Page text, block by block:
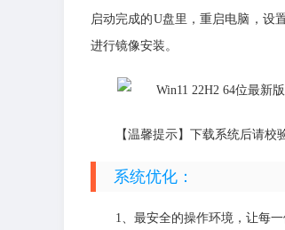
启动完成的U盘里，重启电脑，设
进行镜像安装。
【温馨提示】下载系统后请
系统优化：
1、最安全的操作环境，让每